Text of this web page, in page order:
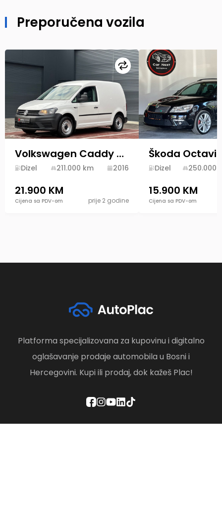
Preporučena vozila
Uporedi
Volkswagen Caddy 2.0 TDI 55kw Bluemotion 2016 Facelift
Dizel 211.000 km 2016
21.900 KM
Cijena sa PDV-om prije 2 godine
Dizel 250.000
15.900 KM
Cijena sa PDV-om
Platforma specijalizovana za kupovinu i digitalno
oglašavanje prodaje automobila u Bosni i
Hercegovini. Kupi ili prodaj, dok kažeš Plac!